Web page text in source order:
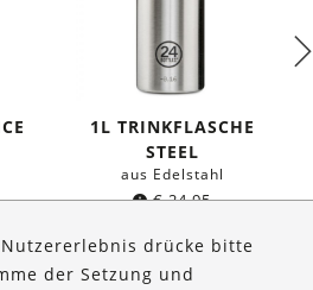
1L TRINKFLASCHE
STEEL
aus Edelstahl
€24,95
drücke bitte
der Setzung und